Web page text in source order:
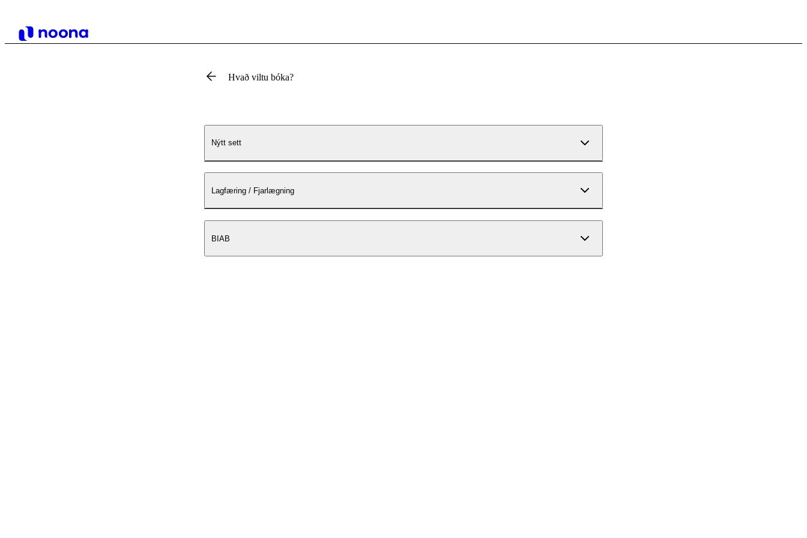
Hvað viltu bóka?
Nýtt sett
Lagfæring / Fjarlægning
BIAB